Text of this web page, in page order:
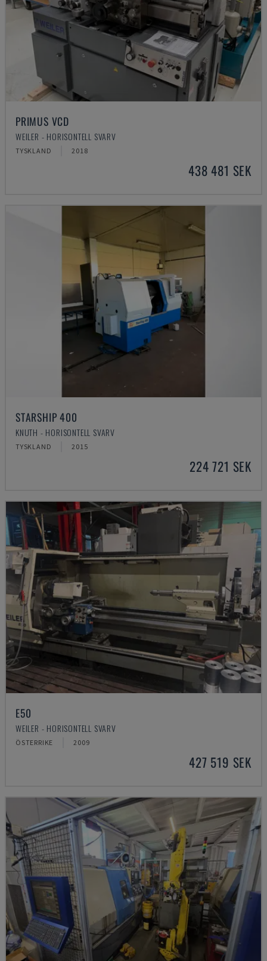
PRIMUS VCD
WEILER - HORISONTELL SVARV
TYSKLAND 2018
438 481 SEK
STARSHIP 400
KNUTH - HORISONTELL SVARV
TYSKLAND 2015
224 721 SEK
E50
WEILER - HORISONTELL SVARV
ÖSTERRIKE 2009
427 519 SEK